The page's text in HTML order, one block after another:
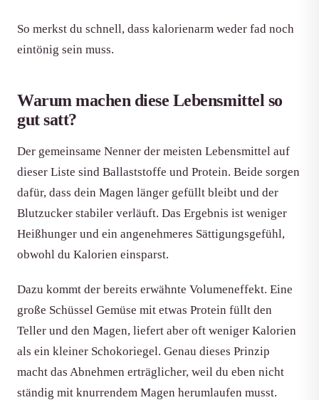
So merkst du schnell, dass kalorienarm weder fad noch
eintönig sein muss.
Warum machen diese Lebensmittel so
gut satt?
Der gemeinsame Nenner der meisten Lebensmittel auf
dieser Liste sind Ballaststoffe und Protein. Beide sorgen
dafür, dass dein Magen länger gefüllt bleibt und der
Blutzucker stabiler verläuft. Das Ergebnis ist weniger
Heißhunger und ein angenehmeres Sättigungsgefühl,
obwohl du Kalorien einsparst.
Dazu kommt der bereits erwähnte Volumeneffekt. Eine
große Schüssel Gemüse mit etwas Protein füllt den
Teller und den Magen, liefert aber oft weniger Kalorien
als ein kleiner Schokoriegel. Genau dieses Prinzip
macht das Abnehmen erträglicher, weil du eben nicht
ständig mit knurrendem Magen herumlaufen musst.